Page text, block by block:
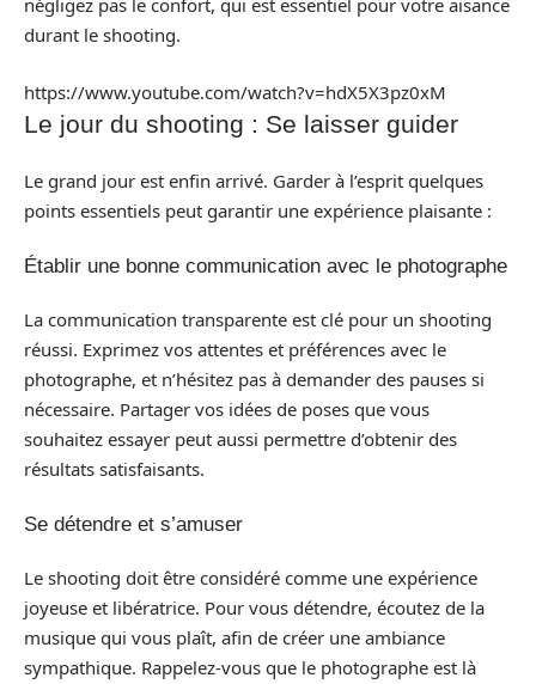
négligez pas le confort, qui est essentiel pour votre aisance
durant le shooting.
https://www.youtube.com/watch?v=hdX5X3pz0xM
Le jour du shooting : Se laisser guider
Le grand jour est enfin arrivé. Garder à l’esprit quelques
points essentiels peut garantir une expérience plaisante :
Établir une bonne communication avec le photographe
La communication transparente est clé pour un shooting
réussi. Exprimez vos attentes et préférences avec le
photographe, et n’hésitez pas à demander des pauses si
nécessaire. Partager vos idées de poses que vous
souhaitez essayer peut aussi permettre d’obtenir des
résultats satisfaisants.
Se détendre et s’amuser
Le shooting doit être considéré comme une expérience
joyeuse et libératrice. Pour vous détendre, écoutez de la
musique qui vous plaît, afin de créer une ambiance
sympathique. Rappelez-vous que le photographe est là